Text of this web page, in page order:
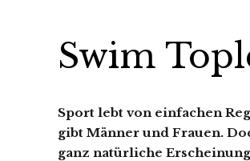
Swim
Sport lebt von einfachen
gibt Männer und Frauen.
ganz natürliche